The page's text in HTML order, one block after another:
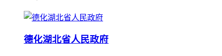
德化湖北省人民政府